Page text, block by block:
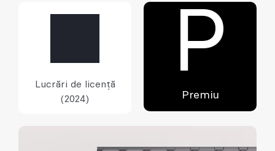
Lucrări de licență
(2024)
P
Premiu